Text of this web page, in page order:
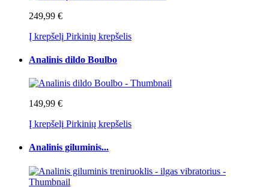
249,99 €
Į krepšelį Pirkinių krepšelis
Analinis dildo Boulbo
149,99 €
Į krepšelį Pirkinių krepšelis
Analinis giluminis...